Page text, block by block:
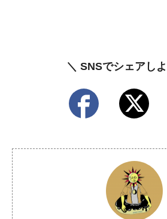
＼ SNSでシェアし